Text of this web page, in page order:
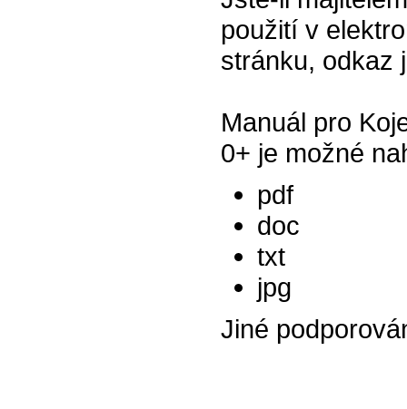
použití v
stránku, odkaz
Manuál pro
0+ je možné
pdf
doc
txt
jpg
Jiné